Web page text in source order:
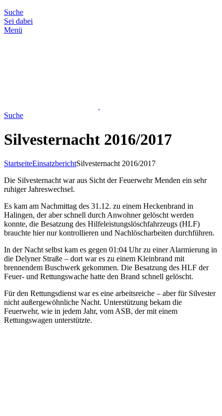
Suche
Sei dabei
Menü
Suche
Silvesternacht 2016/2017
StartseiteEinsatzberichtSilvesternacht 2016/2017
Die Silvesternacht war aus Sicht der Feuerwehr Menden ein sehr
ruhiger Jahreswechsel.
Es kam am Nachmittag des 31.12. zu einem Heckenbrand in
Halingen, der aber schnell durch Anwohner gelöscht werden
konnte, die Besatzung des Hilfeleistungslöschfahrzeugs (HLF)
brauchte hier nur kontrollieren und Nachlöscharbeiten durchführen.
In der Nacht selbst kam es gegen 01:04 Uhr zu einer Alarmierung in
die Delyner Straße – dort war es zu einem Kleinbrand mit
brennendem Buschwerk gekommen. Die Besatzung des HLF der
Feuer- und Rettungswache hatte den Brand schnell gelöscht.
Für den Rettungsdienst war es eine arbeitsreiche – aber für Silvester
nicht außergewöhnliche Nacht. Unterstützung bekam die
Feuerwehr, wie in jedem Jahr, vom ASB, der mit einem
Rettungswagen unterstützte.